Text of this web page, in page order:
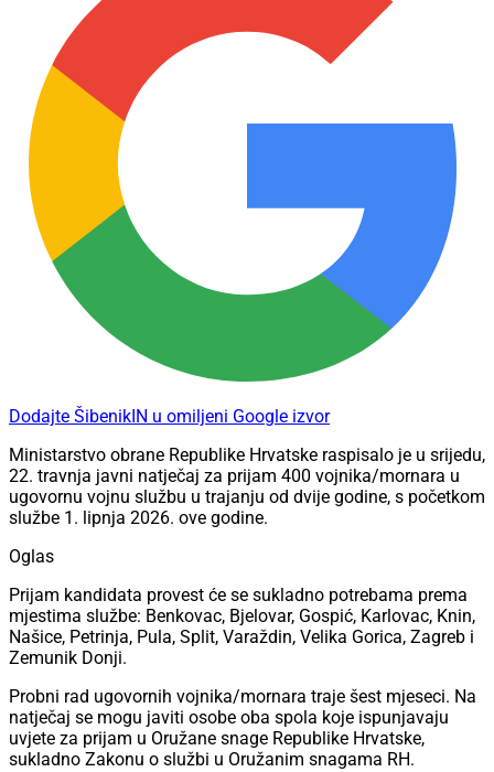
Dodajte ŠibenikIN u omiljeni Google izvor
Ministarstvo obrane Republike Hrvatske raspisalo je u srijedu,
22. travnja javni natječaj za prijam 400 vojnika/mornara u
ugovornu vojnu službu u trajanju od dvije godine, s početkom
službe 1. lipnja 2026. ove godine.
Oglas
Prijam kandidata provest će se sukladno potrebama prema
mjestima službe: Benkovac, Bjelovar, Gospić, Karlovac, Knin,
Našice, Petrinja, Pula, Split, Varaždin, Velika Gorica, Zagreb i
Zemunik Donji.
Probni rad ugovornih vojnika/mornara traje šest mjeseci. Na
natječaj se mogu javiti osobe oba spola koje ispunjavaju
uvjete za prijam u Oružane snage Republike Hrvatske,
sukladno Zakonu o službi u Oružanim snagama RH.